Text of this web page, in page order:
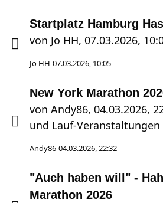
Startplatz Hamburg
von Jo HH, 07.03.2026,
Jo HH 07.03.2026, 10:05
New York Marathon
von Andy86, 04.03.2026,
und Lauf-Veranstaltungen
Andy86 04.03.2026, 22:32
"Auch haben will" -
Marathon 2026